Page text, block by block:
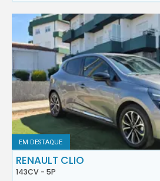
EM DESTAQUE
RENAULT CLIO
143CV - 5P